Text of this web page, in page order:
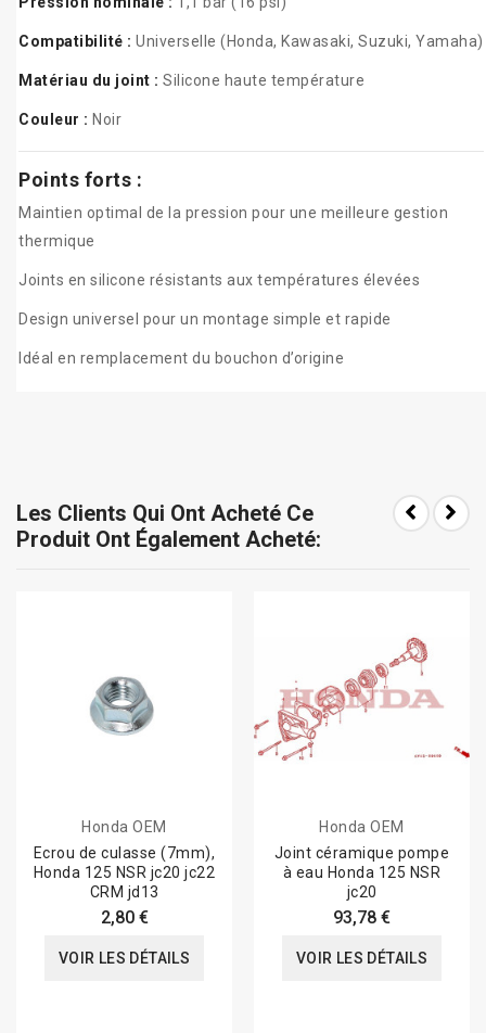
Compatibilité : Universelle (Honda, Kawasaki, Suzuki, Yamaha)
Matériau du joint : Silicone haute température
Couleur : Noir
Points forts :
Maintien optimal de la pression pour une meilleure gestion
thermique
Joints en silicone résistants aux températures élevées
Design universel pour un montage simple et rapide
Idéal en remplacement du bouchon d’origine
Les Clients Qui Ont Acheté Ce
Produit Ont Également Acheté:
Honda OEM
Ecrou de culasse (7mm),
Honda 125 NSR jc20 jc22
CRM jd13
2,80 €
VOIR LES DÉTAILS
Honda OEM
Joint céramique pompe
à eau Honda 125 NSR
jc20
93,78 €
VOIR LES DÉTAILS